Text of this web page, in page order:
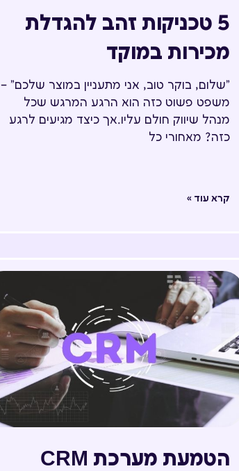
5 טכניקות זהב להגדלת
מכירות במוקד
"שלום, בוקר טוב, אני מתעניין במוצר שלכם" –
משפט פשוט כזה הוא הרגע המרגש שכל
מנהל שיווק חולם עליו.אך כיצד מגיעים לרגע
כזה? מאחורי כל
קרא עוד »
הטמעת מערכת CRM